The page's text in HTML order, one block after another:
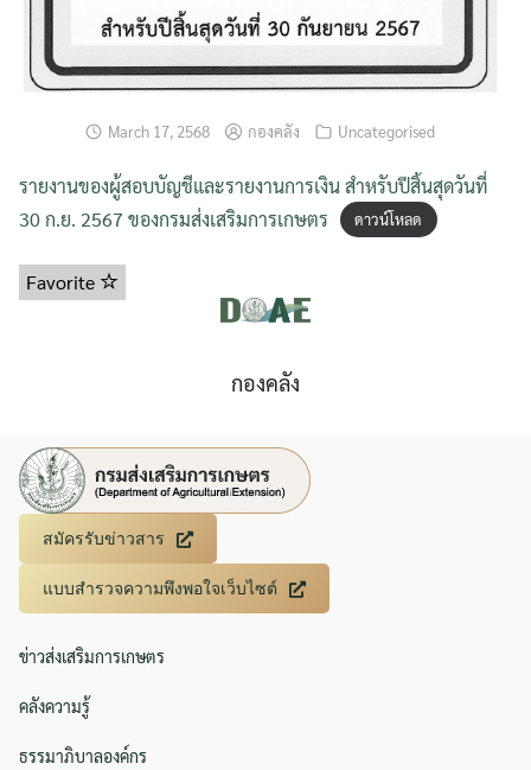
March 17, 2568 กองคลัง Uncategorised
รายงานของผู้สอบบัญชีและรายงานการเงิน สำหรับปีสิ้นสุดวันที่
30 ก.ย. 2567 ของกรมส่งเสริมการเกษตร
ดาวน์โหลด
Favorite
กองคลัง
สมัครรับข่าวสาร
แบบสำรวจความพึงพอใจเว็บไซต์
ข่าวส่งเสริมการเกษตร
คลังความรู้
ธรรมาภิบาลองค์กร